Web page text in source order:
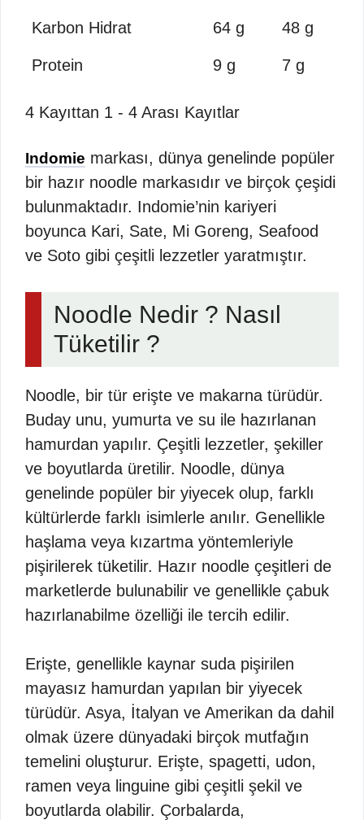
Karbon Hidrat 64 g 48 g
Protein 9 g 7 g
4 Kayıttan 1 - 4 Arası Kayıtlar
Indomie markası, dünya genelinde popüler
bir hazır noodle markasıdır ve birçok çeşidi
bulunmaktadır. Indomie’nin kariyeri
boyunca Kari, Sate, Mi Goreng, Seafood
ve Soto gibi çeşitli lezzetler yaratmıştır.
Noodle Nedir ? Nasıl
Tüketilir ?
Noodle, bir tür erişte ve makarna türüdür.
Buday unu, yumurta ve su ile hazırlanan
hamurdan yapılır. Çeşitli lezzetler, şekiller
ve boyutlarda üretilir. Noodle, dünya
genelinde popüler bir yiyecek olup, farklı
kültürlerde farklı isimlerle anılır. Genellikle
haşlama veya kızartma yöntemleriyle
pişirilerek tüketilir. Hazır noodle çeşitleri de
marketlerde bulunabilir ve genellikle çabuk
hazırlanabilme özelliği ile tercih edilir.
Erişte, genellikle kaynar suda pişirilen
mayasız hamurdan yapılan bir yiyecek
türüdür. Asya, İtalyan ve Amerikan da dahil
olmak üzere dünyadaki birçok mutfağın
temelini oluşturur. Erişte, spagetti, udon,
ramen veya linguine gibi çeşitli şekil ve
boyutlarda olabilir. Çorbalarda,